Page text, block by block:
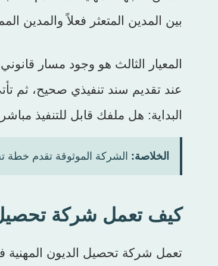
بين المدين المتعثر فعلاً والمدين
البداية: هل ملفك قابل للتنفيذ
الخلاصة: الشركة الموثوقة تقدم خطة
كيف تعمل شركة
تعمل شركة تحصيل الديون المهنية